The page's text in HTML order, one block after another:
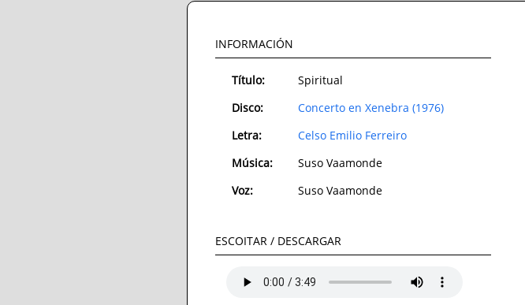
INFORMACIÓN
Título:
Spiritual
Disco:
Concerto en Xenebra (1976)
Letra:
Celso Emilio Ferreiro
Música:
Suso Vaamonde
Voz:
Suso Vaamonde
ESCOITAR / DESCARGAR